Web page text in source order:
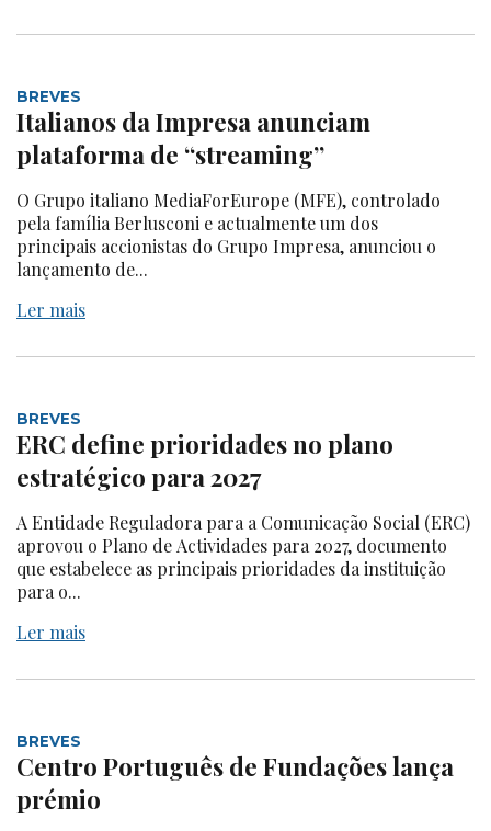
BREVES
Italianos da Impresa anunciam
plataforma de “streaming”
O Grupo italiano MediaForEurope (MFE), controlado
pela família Berlusconi e actualmente um dos
principais accionistas do Grupo Impresa, anunciou o
lançamento de...
Ler mais
BREVES
ERC define prioridades no plano
estratégico para 2027
A Entidade Reguladora para a Comunicação Social (ERC)
aprovou o Plano de Actividades para 2027, documento
que estabelece as principais prioridades da instituição
para o...
Ler mais
BREVES
Centro Português de Fundações lança
prémio